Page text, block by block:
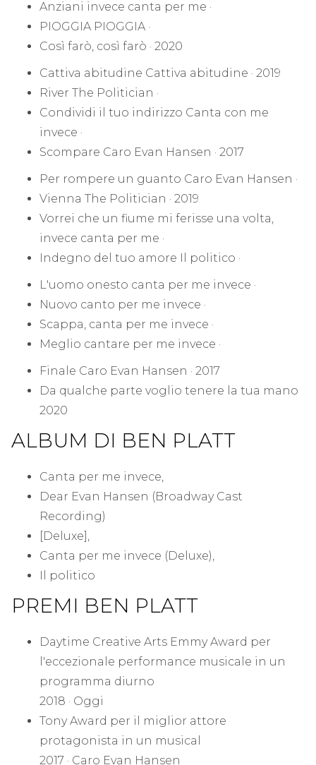
Anziani invece canta per me ·
PIOGGIA PIOGGIA ·
Così farò, così farò · 2020
Cattiva abitudine Cattiva abitudine · 2019
River The Politician ·
Condividi il tuo indirizzo Canta con me
invece ·
Scompare Caro Evan Hansen · 2017
Per rompere un guanto Caro Evan Hansen ·
Vienna The Politician · 2019
Vorrei che un fiume mi ferisse una volta,
invece canta per me ·
Indegno del tuo amore Il politico ·
L'uomo onesto canta per me invece ·
Nuovo canto per me invece ·
Scappa, canta per me invece ·
Meglio cantare per me invece ·
Finale Caro Evan Hansen · 2017
Da qualche parte voglio tenere la tua mano
2020
ALBUM DI BEN PLATT
Canta per me invece,
Dear Evan Hansen (Broadway Cast
Recording)
[Deluxe],
Canta per me invece (Deluxe),
Il politico
PREMI BEN PLATT
Daytime Creative Arts Emmy Award per
l'eccezionale performance musicale in un
programma diurno
2018 · Oggi
Tony Award per il miglior attore
protagonista in un musical
2017 · Caro Evan Hansen